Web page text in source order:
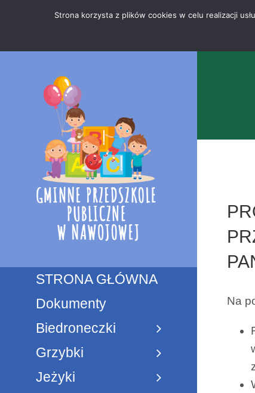
STRONA GŁÓWNA
Dokumenty
Biedroneczki
Grzybki
Jeżyki
Na
Strona korzysta z plików cookies w celu realizacji